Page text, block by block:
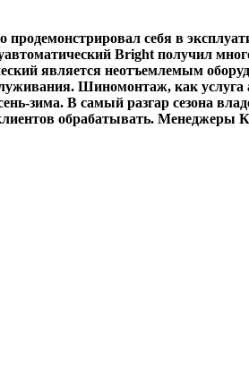
себя в
Bright получил
является неотъемлемым
Шиномонтаж, как
зима. В самый разгар сезона
обрабатывать. Менеджеры